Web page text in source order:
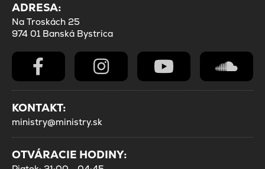
ADRESA:
Na Troskách 25
974 01 Banská Bystrica
KONTAKT:
ministry@ministry.sk
OTVÁRACIE HODINY: